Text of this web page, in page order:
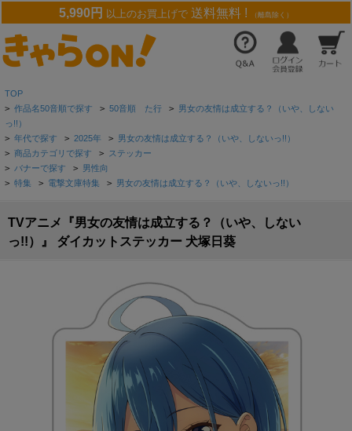
5,990円 以上のお買上げで 送料無料 ! （離島除く）
TOP
> 作品名50音順で探す > 50音順 た行 > 男女の友情は成立する？（いや、しない
っ!!）
> 年代で探す > 2025年 > 男女の友情は成立する？（いや、しないっ!!）
> 商品カテゴリで探す > ステッカー
> バナーで探す > 男性向
> 特集 > 電撃文庫特集 > 男女の友情は成立する？（いや、しないっ!!）
TVアニメ『男女の友情は成立する？（いや、しない
っ!!）』 ダイカットステッカー 犬塚日葵